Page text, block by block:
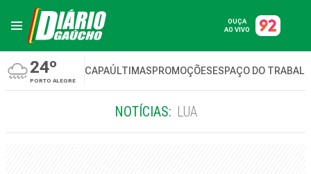
OUÇA
AO VIVO
24º
PORTO ALEGRE
CAPAÚLTIMASPROMOÇÕESESPAÇO DO
NOTÍCIAS: LUA